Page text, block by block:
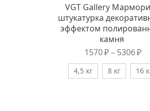
VGT Gallery
штукатурка
эффектом
камня
1570₽– 5306₽
4,5 кг 8 кг 16